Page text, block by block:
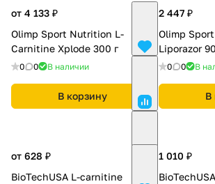
от 4 133 ₽
Olimp Sport Nutrition L-
Carnitine Xplode 300 г
0 0 В наличии
В корзину
2 447 ₽
Olimp
Liporazor
0 0 В
В
от 628 ₽
BioTechUSA L-carnitine
1 010 ₽